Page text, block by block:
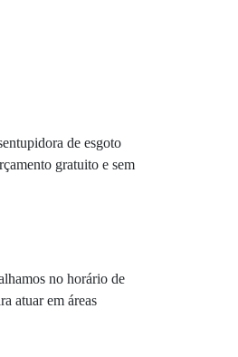
de esgoto
gratuito e sem
no horário de
atuar em áreas